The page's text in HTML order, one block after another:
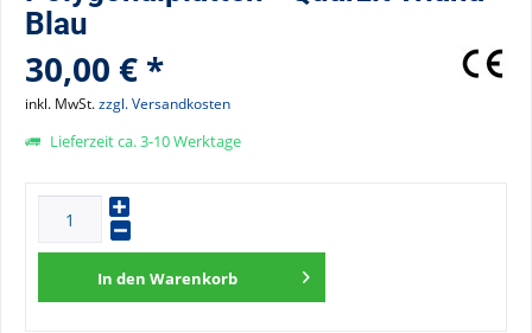
Blau
30,00 € *
inkl. MwSt.zzgl. Versandkosten
Lieferzeit ca. 3-10 Werktage
In den Warenkorb